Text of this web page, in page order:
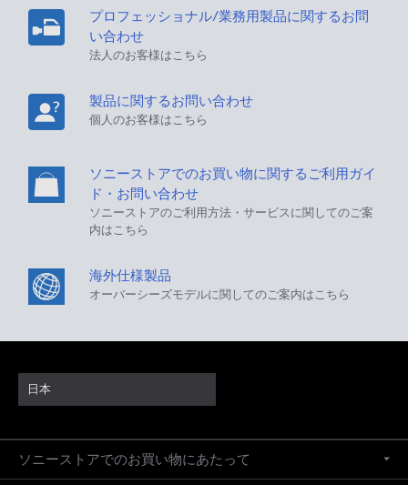
プロフェッショナル/業務用製品に関するお問
い合わせ
法人のお客様はこちら
製品に関するお問い合わせ
個人のお客様はこちら
ソニーストアでのお買い物に関するご利用ガイ
ド・お問い合わせ
ソニーストアのご利用方法・サービスに関してのご案
内はこちら
海外仕様製品
オーバーシーズモデルに関してのご案内はこちら
日本
ソニーストアでのお買い物にあたって